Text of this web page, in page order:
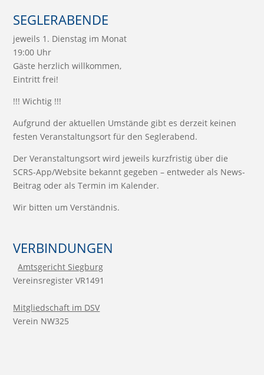
SEGLERABENDE
jeweils 1. Dienstag im Monat
19:00 Uhr
Gäste herzlich willkommen,
Eintritt frei!
!!! Wichtig !!!
Aufgrund der aktuellen Umstände gibt es derzeit keinen
festen Veranstaltungsort für den Seglerabend.
Der Veranstaltungsort wird jeweils kurzfristig über die
SCRS-App/Website bekannt gegeben – entweder als News-
Beitrag oder als Termin im Kalender.
Wir bitten um Verständnis.
VERBINDUNGEN
Amtsgericht Siegburg
Vereinsregister VR1491
Mitgliedschaft im DSV
Verein NW325